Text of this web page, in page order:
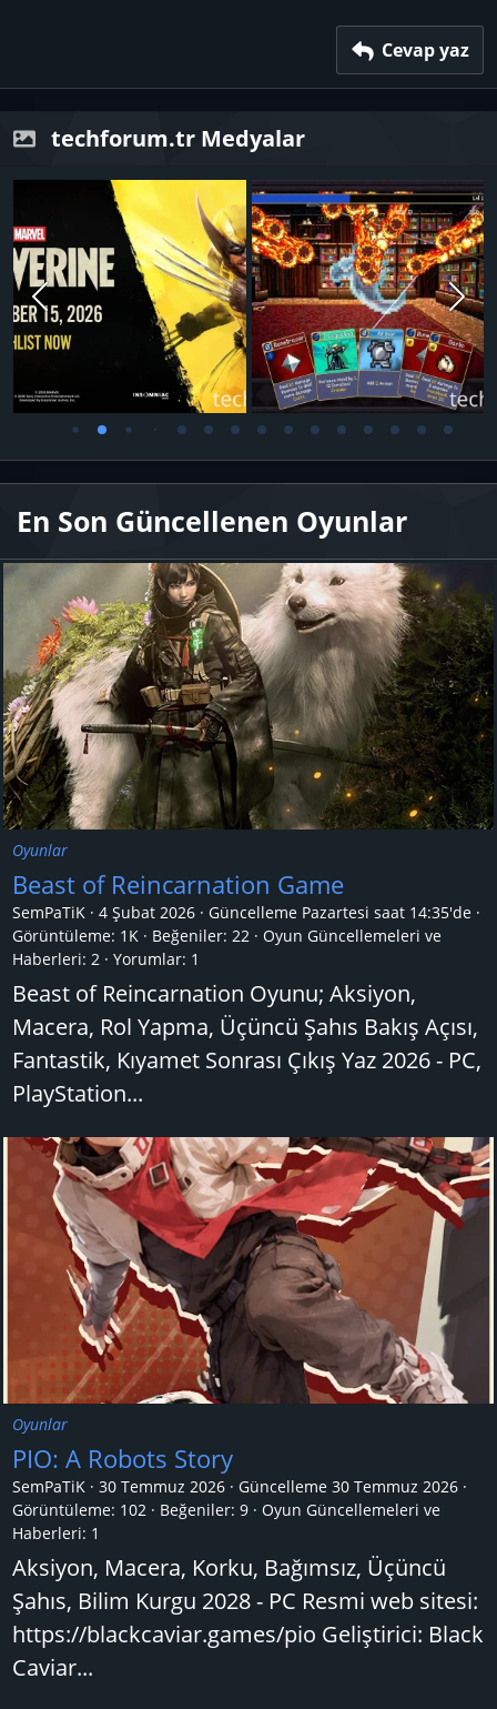
Cevap yaz
techforum.tr Medyalar
En Son Güncellenen Oyunlar
Oyunlar
Beast of Reincarnation Game
SemPaTiK 4 Şubat 2026 Güncelleme Pazartesi saat 14:35'de
Görüntüleme: 1K
Beğeniler: 22
Oyun Güncellemeleri ve
Haberleri: 2 Yorumlar: 1
Beast of Reincarnation Oyunu; Aksiyon,
Macera, Rol Yapma, Üçüncü Şahıs Bakış Açısı,
Fantastik, Kıyamet Sonrası Çıkış Yaz 2026 - PC,
PlayStation...
Oyunlar
PIO: A Robots Story
SemPaTiK 30 Temmuz 2026 Güncelleme 30 Temmuz 2026
Görüntüleme: 102
Beğeniler: 9
Oyun Güncellemeleri ve
Haberleri: 1
Aksiyon, Macera, Korku, Bağımsız, Üçüncü
Şahıs, Bilim Kurgu 2028 - PC Resmi web sitesi:
https://blackcaviar.games/pio Geliştirici: Black
Caviar...